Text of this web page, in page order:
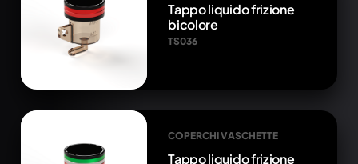
Tappo liquido frizione
bicolore
TS036
COPERCHI VASCHETTE
Tappo liquido frizione